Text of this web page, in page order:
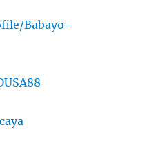
Babayo-